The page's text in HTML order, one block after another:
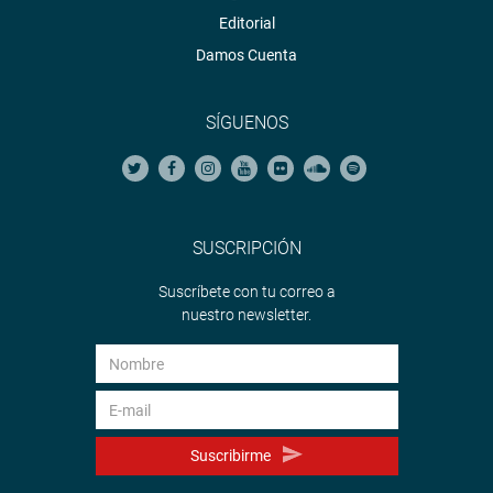
Mediante el uso de maquinaria pesada y vehículos
especializados, se demostró la capacidad del Ejército
de respuesta del Ejército ante desastres naturales y otras
Editorial
Damos Cuenta
SÍGUENOS
SUSCRIPCIÓN
Suscríbete con tu correo a
nuestro newsletter.
Suscribirme